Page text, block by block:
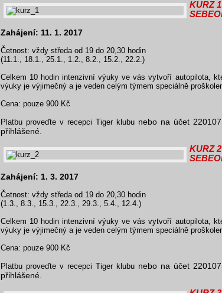
KURZ 1
Zahájení: 11. 1. 2017
Četnost: vždy středa od 19 do 20,30 hodin
(11.1., 18.1., 25.1., 1.2., 8.2., 15.2., 22.2.)
Celkem 10 hodin intenzivní výuky ve vás vytvoří autopilota,
výuky je výjimečný a je veden celým týmem speciálně
Cena: pouze 900 Kč
Platbu proveďte v recepci Tiger klubu nebo na účet
přihlášené.
KURZ 2
Zahájení: 1. 3. 2017
Četnost: vždy středa od 19 do 20,30 hodin
(1.3., 8.3., 15.3., 22.3., 29.3., 5.4., 12.4.)
Celkem 10 hodin intenzivní výuky ve vás vytvoří autopilota,
výuky je výjimečný a je veden celým týmem speciálně
Cena: pouze 900 Kč
Platbu proveďte v recepci Tiger klubu nebo na účet
přihlášené.